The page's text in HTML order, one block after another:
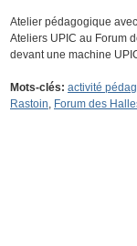
Atelier pédagogique
Ateliers UPIC au Forum
devant une machine
Mots-clés: activité
Rastoin, Forum des